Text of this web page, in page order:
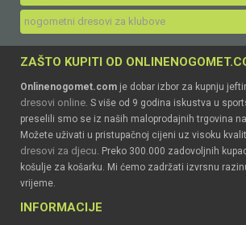
nogometni dresovi za klubove
ZAŠTO KUPITI OD
Onlinenogomet.com je dobar izbor za kupnju
dresovi online. S više od 9 godina iskustva u
preselili smo se iz naših maloprodajnih trgovina
Možete uživati u pristupačnoj cijeni uz visoku
dresovi za djecu. Preko 300.000 zadovoljnih
košulje za košarku. Mi ćemo zadržati izvrsnu
vrijeme.
INFORMACIJE